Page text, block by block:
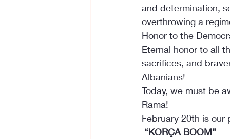
and determination,
overthrowing a
Honor to the
Eternal honor to all
sacrifices, and
Albanians!
Today, we must be
Rama!
February 20th is our
“KORÇA BOOM”